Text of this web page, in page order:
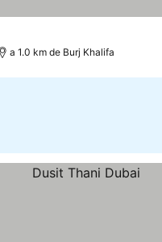
a 1.0 km de Burj Khalifa